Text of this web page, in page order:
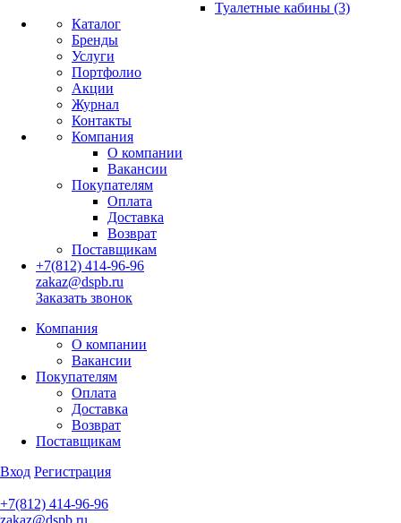
Туалетные кабины (3)
Каталог
Бренды
Услуги
Портфолио
Акции
Журнал
Контакты
Компания
О компании
Вакансии
Покупателям
Оплата
Доставка
Возврат
Поставщикам
+7(812) 414-96-96
zakaz@dspb.ru
Заказать звонок
Компания
О компании
Вакансии
Покупателям
Оплата
Доставка
Возврат
Поставщикам
Вход Регистрация
+7(812) 414-96-96
zakaz@dspb.ru